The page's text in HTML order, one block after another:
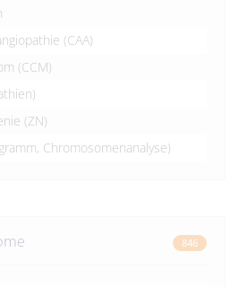
(CAA)
(CCM)
(ZN)
Chromosomenanalyse)
846